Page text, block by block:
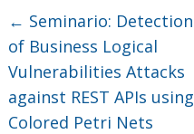
← Seminario: Detection
of Business Logical
Vulnerabilities Attacks
against REST APIs using
Colored Petri Nets